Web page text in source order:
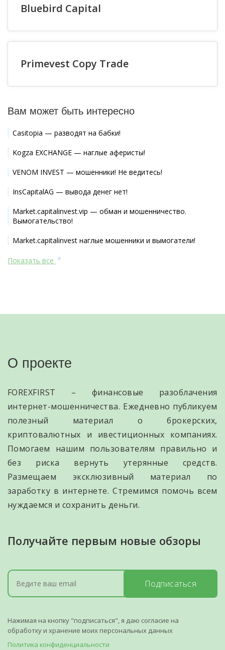
Bluebird Capital
Primevest Copy Trade
Вам может быть интересно
Casitopia — разводят на бабки!
Kogza EXCHANGE — наглые аферисты!
VENOM INVEST — мошенники! Не ведитесь!
InsCapitalAG — вывода денег нет!
Market.capitalinvest.vip — обман и мошенничество.
Вымогательство!
Market.capitalinvest наглые мошенники и вымогатели!
Показать все
О проекте
FOREXFIRST – финансовые разоблачения
интернет-мошенничества. Ежедневно публикуем
полезный материал о брокерских,
криптовалютных и ивестиционных компаниях.
Помогаем нашим пользователям правильно и
без риска вернуть утерянные средств.
Размещаем эксклюзивный материал по
заработку в интернете. Стремимся помочь всем
нуждаемся и сохранить деньги.
Получайте первым новые обзоры
Подписаться
Нажимая на кнопку "подписаться", я даю согласие на
обработку и хранение моих персональных данных
Политика конфиденциальности